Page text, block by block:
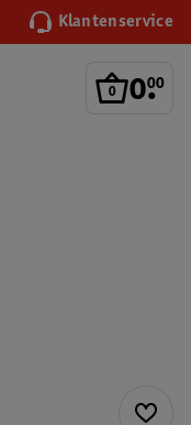
Klantenservice
0.
00